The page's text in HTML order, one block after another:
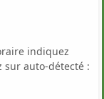
indiquez
sur auto-détecté :